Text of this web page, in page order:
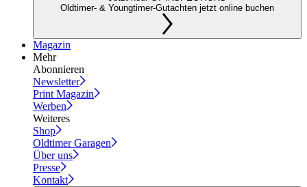
Oldtimer- & Youngtimer-Gutachten jetzt online buchen
Magazin
Mehr
Abonnieren
Newsletter
Print Magazin
Werben
Weiteres
Shop
Oldtimer Garagen
Über uns
Presse
Kontakt